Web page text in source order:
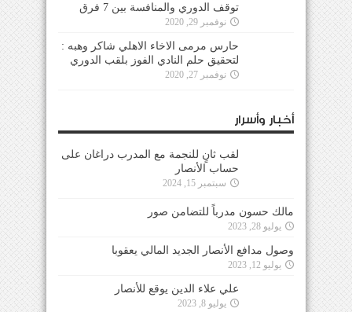
توقف الدوري والمنافسة بين 7 فرق
نوفمبر 29, 2020
حارس مرمى الاخاء الاهلي شاكر وهبه :
لتحقيق حلم النادي الفوز بلقب الدوري
نوفمبر 27, 2020
أخبار وأسرار
لقب ثانٍ للنجمة مع المدرب دراغان على
حساب الأنصار
سبتمبر 15, 2024
مالك حسون مدرباً للتضامن صور
يوليو 28, 2023
وصول مدافع الأنصار الجديد المالي يعقوبا
يوليو 12, 2023
علي علاء الدين يوقع للأنصار
يوليو 8, 2023